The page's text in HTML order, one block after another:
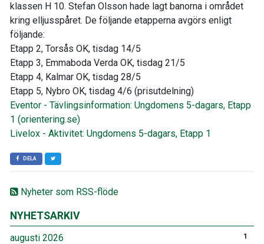
Nyheter som RSS-flöde
NYHETSARKIV
augusti 2026 1
klassen H 10. Stefan Olsson hade lagt banorna i området
kring elljusspåret. De följande etapperna avgörs enligt
följande:
Etapp 2, Torsås OK, tisdag 14/5
Etapp 3, Emmaboda Verda OK, tisdag 21/5
Etapp 4, Kalmar OK, tisdag 28/5
Etapp 5, Nybro OK, tisdag 4/6 (prisutdelning)
Eventor - Tävlingsinformation: Ungdomens 5-dagars, Etapp
1 (orientering.se)
Livelox - Aktivitet: Ungdomens 5-dagars, Etapp 1
DELA